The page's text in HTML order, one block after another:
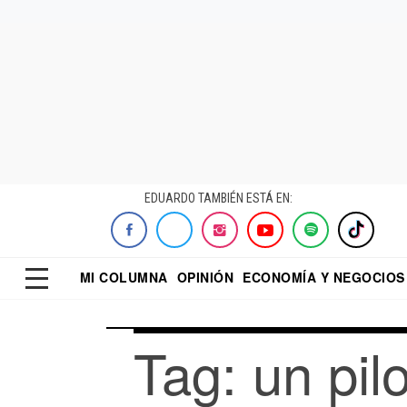
EDUARDO TAMBIÉN ESTÁ EN:
MI COLUMNA OPINIÓN ECONOMÍA Y NEGOCIOS
Tag: un